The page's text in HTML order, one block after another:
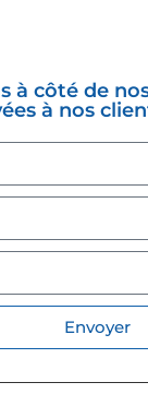
à côté de
à nos
Envoyer